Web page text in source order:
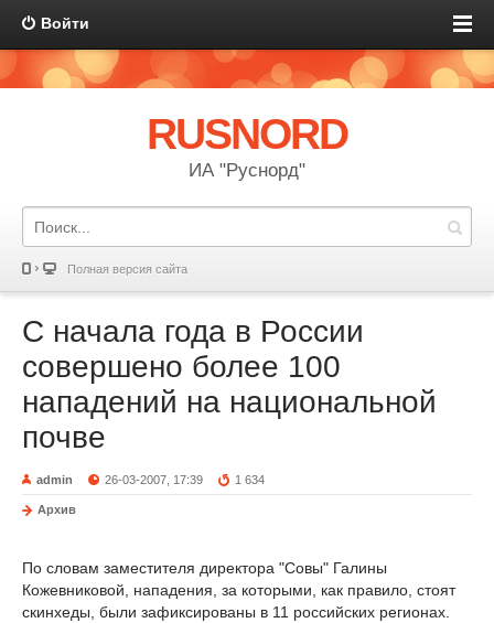
Войти
RUSNORD
ИА "Руснорд"
Полная версия сайта
С начала года в России
совершено более 100
нападений на национальной
почве
admin 26-03-2007, 17:39 1 634
Архив
По словам заместителя директора "Совы" Галины
Кожевниковой, нападения, за которыми, как правило, стоят
скинхеды, были зафиксированы в 11 российских регионах.